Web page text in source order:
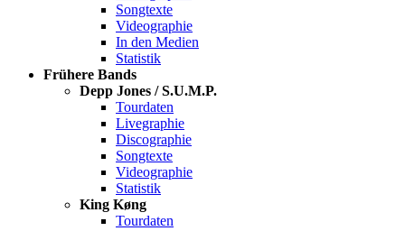
Songtexte
Videographie
In den Medien
Statistik
Frühere Bands
Depp Jones / S.U.M.P.
Tourdaten
Livegraphie
Discographie
Songtexte
Videographie
Statistik
King Køng
Tourdaten